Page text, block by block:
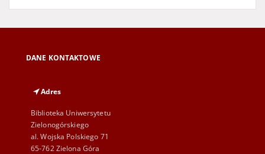
DANE KONTAKTOWE
Adres
Biblioteka Uniwersytetu
Zielonogórskiego
al. Wojska Polskiego 71
65-762 Zielona Góra